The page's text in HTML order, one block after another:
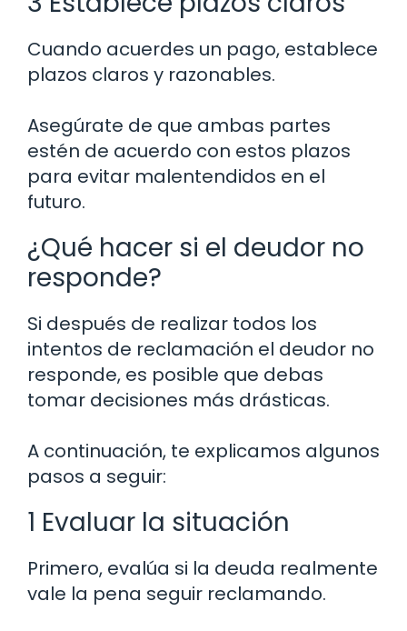
Cuando acuerdes un pago, establece
plazos claros y razonables.
Asegúrate de que ambas partes
estén de acuerdo con estos plazos
para evitar malentendidos en el
futuro.
¿Qué hacer si el deudor no
responde?
Si después de realizar todos los
intentos de reclamación el deudor no
responde, es posible que debas
tomar decisiones más drásticas.
A continuación, te explicamos algunos
pasos a seguir:
1 Evaluar la situación
Primero, evalúa si la deuda realmente
vale la pena seguir reclamando.